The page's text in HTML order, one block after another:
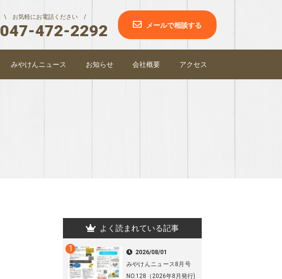
\ お気軽にお電話ください /
047-472-2292 メールで相談する
みやけんニュース お知らせ 会社概要 アクセス
よく読まれている記事
2026/08/01
みやけんニュース8月号
NO.128（2026年8月発行)